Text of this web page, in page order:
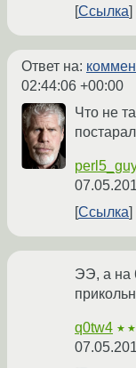
Ссылка
Ответ на:
02:44:06 +00:00
Что не
Ссылка
ЭЭ, а на
q0tw4